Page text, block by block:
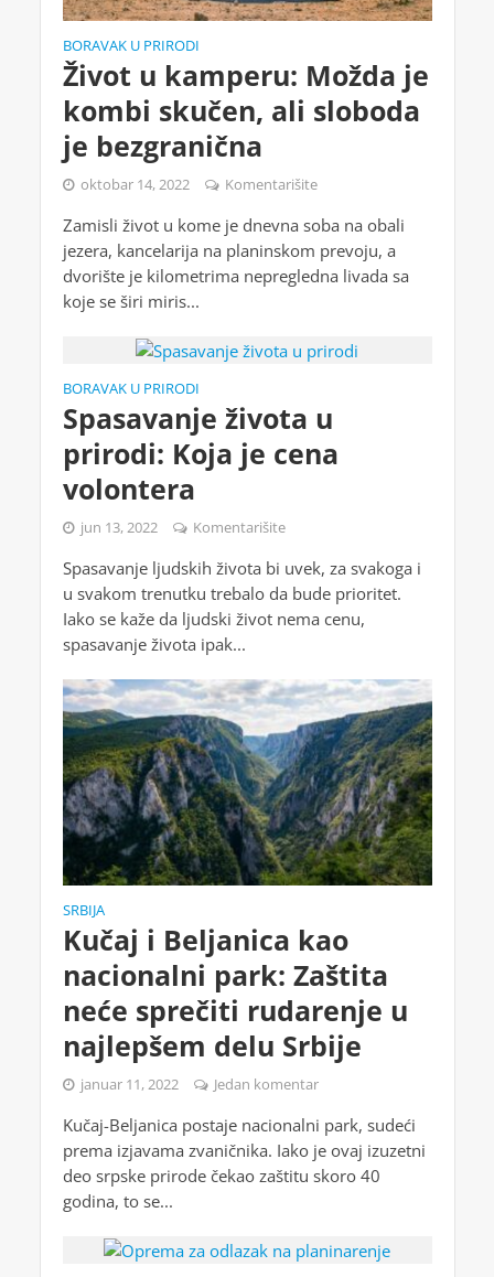
BORAVAK U PRIRODI
Život u kamperu: Možda je
kombi skučen, ali sloboda
je bezgranična
oktobar 14, 2022 Komentarišite
Zamisli život u kome je dnevna soba na obali
jezera, kancelarija na planinskom prevoju, a
dvorište je kilometrima nepregledna livada sa
koje se širi miris...
BORAVAK U PRIRODI
Spasavanje života u
prirodi: Koja je cena
volontera
jun 13, 2022 Komentarišite
Spasavanje ljudskih života bi uvek, za svakoga i
u svakom trenutku trebalo da bude prioritet.
Iako se kaže da ljudski život nema cenu,
spasavanje života ipak...
SRBIJA
Kučaj i Beljanica kao
nacionalni park: Zaštita
neće sprečiti rudarenje u
najlepšem delu Srbije
januar 11, 2022 Jedan komentar
Kučaj-Beljanica postaje nacionalni park, sudeći
prema izjavama zvaničnika. Iako je ovaj izuzetni
deo srpske prirode čekao zaštitu skoro 40
godina, to se...